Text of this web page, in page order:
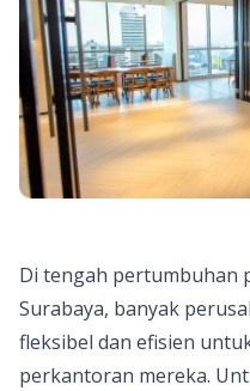
Di tengah pertumbuhan
Surabaya, banyak
fleksibel dan efisien
perkantoran mereka.